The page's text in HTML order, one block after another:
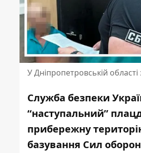
У Дніпропетровській
Служба безпеки
“наступальний”
прибережну
базування Сил